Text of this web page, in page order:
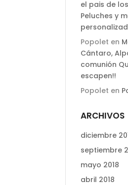
el pais de
Peluches y
Popolet en
Cántaro,
comunión
escapen!!
Popolet en
ARCHIVOS
diciembre
septiembre
mayo 2018
abril 2018